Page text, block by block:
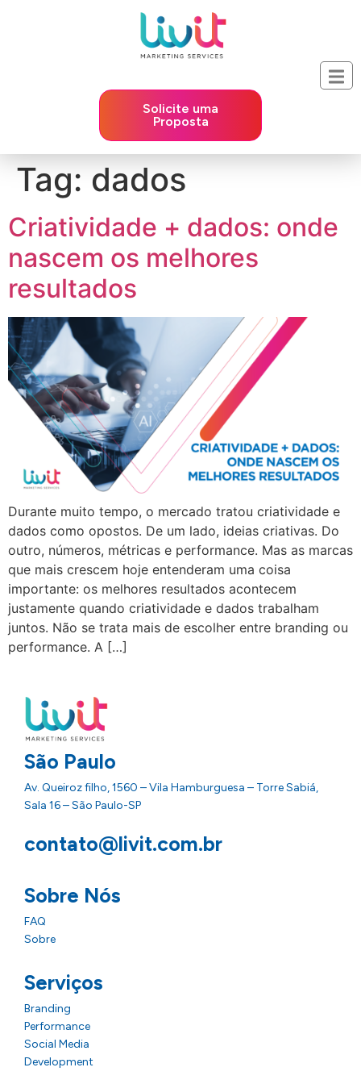
Solicite uma
Proposta
Tag: dados
Criatividade + dados: onde
nascem os melhores
resultados
Durante muito tempo, o mercado tratou criatividade e
dados como opostos. De um lado, ideias criativas. Do
outro, números, métricas e performance. Mas as marcas
que mais crescem hoje entenderam uma coisa
importante: os melhores resultados acontecem
justamente quando criatividade e dados trabalham
juntos. Não se trata mais de escolher entre branding ou
performance. A […]
São Paulo
Av. Queiroz filho, 1560 – Vila Hamburguesa – Torre Sabiá,
Sala 16 – São Paulo-SP
contato@livit.com.br
Sobre Nós
FAQ
Sobre
Serviços
Branding
Performance
Social Media
Development